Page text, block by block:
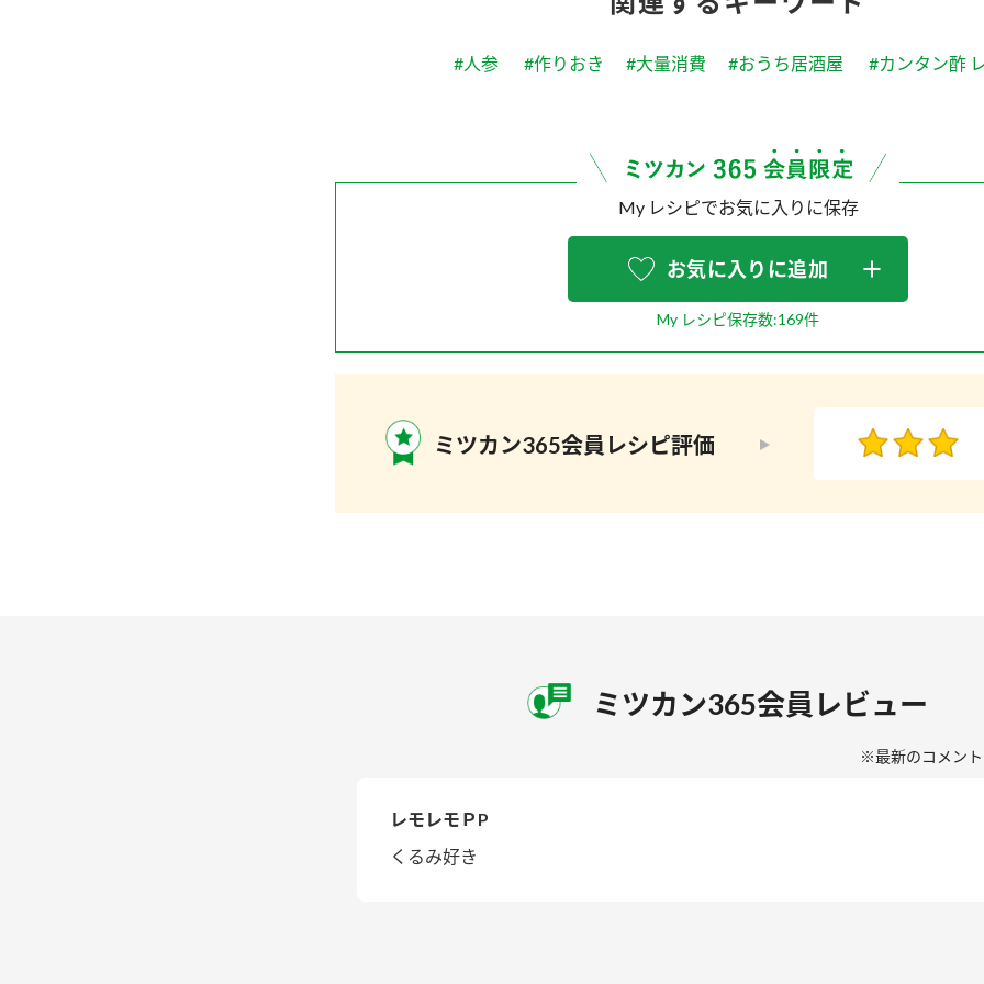
#人参 #作りおき #大量消費 #おうち居酒屋 #カンタン酢
My レシピでお気に入りに保存
お気に入りに追加
My レシピ保存数:169件
ミツカン365会員 レシピ評価
ミツカン365会員 レビュー
※最新のコメント
レモレモＰP
くるみ好き